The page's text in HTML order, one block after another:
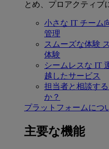
とめ、プロアクティブ
小さな IT チーム
管理
スムーズな体験
体験
シームレスな IT
越したサービス
担当者と相談する
か？
プラットフォームにつ
主要な機能